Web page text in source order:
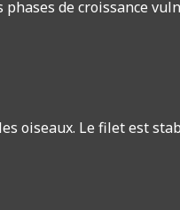
de croissance
oiseaux. Le filet est